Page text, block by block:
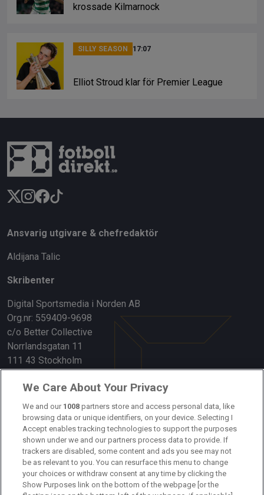
krossade Kilmarnock
SILLY SEASON 17:07
Elliot Stroud klar för Premier League
Ansvarig utgivare & chefredaktör
Aldijana Talic
Skribenter
Digital Sportsmedia i Norden AB
Org.nr: 559409-9698
c/o Better Collective
Norrlandsgatan 11
111 43 Stockholm
Länkar
Om oss
Kontakta oss
Kundtjänst
Sponsor: Rekatochklart
We Care About Your Privacy
We and our 1008 partners store and access personal data, like
browsing data or unique identifiers, on your device. Selecting I
Accept enables tracking technologies to support the purposes
shown under we and our partners process data to provide. If
trackers are disabled, some content and ads you see may not
be as relevant to you. You can resurface this menu to change
your choices or withdraw consent at any time by clicking the
Show Purposes link on the bottom of the webpage [or the